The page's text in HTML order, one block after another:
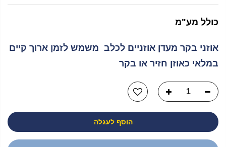
כולל מע"מ
אוזני בקר מעדן אוזניים לכלב משמש לזמן ארוך קיים
במלאי כאוזן חזיר או בקר
הוסף לעגלה